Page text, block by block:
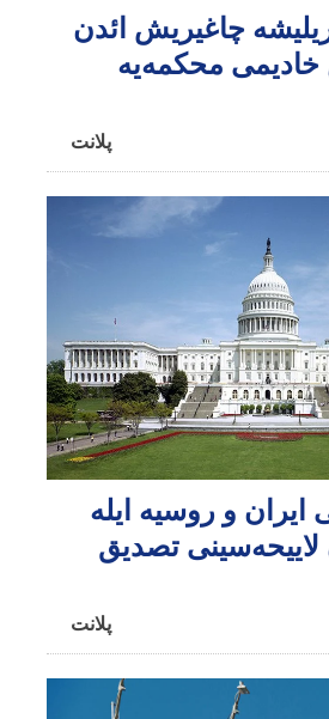
چاغیریش ائد‌ن
خادیمی محکمه‌یه
پلانت
ایران و روسیه ایله
لاییحه‌سینی تصدیق
پلانت